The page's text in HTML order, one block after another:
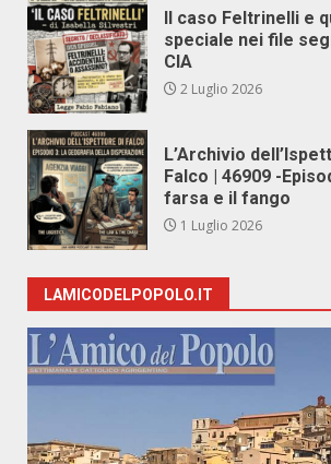
Il caso Feltrinelli e
speciale nei file
CIA
2 Luglio 2026
L’Archivio
Falco | 46909 -
farsa e il fango
1 Luglio 2026
LAMICODELPOPOLO.IT